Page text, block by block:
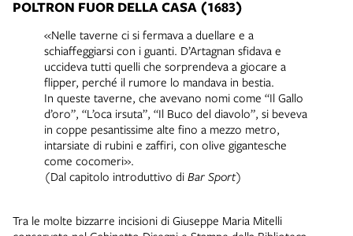
POLTRON FUOR DELLA CASA (1683)
«Nelle taverne ci si fermava a duellare e a
schiaffeggiarsi con i guanti. D’Artagnan sfidava e
uccideva tutti quelli che sorprendeva a giocare a
flipper, perché il rumore lo mandava in bestia.
In queste taverne, che avevano nomi come “Il Gallo
d’oro”, “L’oca irsuta”, “Il Buco del diavolo”, si beveva
in coppe pesantissime alte fino a mezzo metro,
intarsiate di rubini e zaffiri, con olive gigantesche
come cocomeri».
(Dal capitolo introduttivo di Bar Sport)
Tra le molte bizzarre incisioni di Giuseppe Maria Mitelli